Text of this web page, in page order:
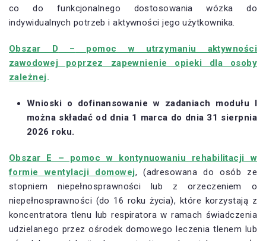
co do funkcjonalnego dostosowania wózka do
indywidualnych potrzeb i aktywności jego użytkownika.
Obszar D – pomoc w utrzymaniu aktywności
zawodowej poprzez zapewnienie opieki dla osoby
zależnej.
Wnioski o dofinansowanie w zadaniach modułu I
można składać od dnia 1 marca do dnia 31 sierpnia
2026 roku.
Obszar E
– pomoc w kontynuowaniu rehabilitacji w
formie wentylacji domowej, (adresowana do osób ze
stopniem niepełnosprawności lub z orzeczeniem o
niepełnosprawności (do 16 roku życia), które korzystają z
koncentratora tlenu lub respiratora w ramach świadczenia
udzielanego przez ośrodek domowego leczenia tlenem lub